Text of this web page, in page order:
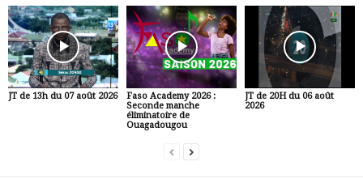
JT de 13h du 07 août 2026
Faso Academy 2026 :
Seconde manche
éliminatoire de
Ouagadougou
JT de 20H du 06 août
2026